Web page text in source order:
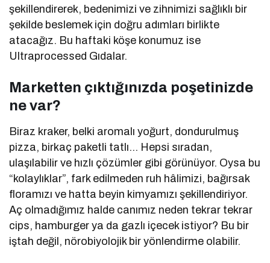
şekillendirerek, bedenimizi ve zihnimizi sağlıklı bir
şekilde beslemek için doğru adımları birlikte
atacağız. Bu haftaki köşe konumuz ise
Ultraprocessed Gıdalar.
Marketten çıktığınızda poşetinizde
ne var?
Biraz kraker, belki aromalı yoğurt, dondurulmuş
pizza, birkaç paketli tatlı… Hepsi sıradan,
ulaşılabilir ve hızlı çözümler gibi görünüyor. Oysa bu
“kolaylıklar”, fark edilmeden ruh hâlimizi, bağırsak
floramızı ve hatta beyin kimyamızı şekillendiriyor.
Aç olmadığımız halde canımız neden tekrar tekrar
cips, hamburger ya da gazlı içecek istiyor? Bu bir
iştah değil, nörobiyolojik bir yönlendirme olabilir.